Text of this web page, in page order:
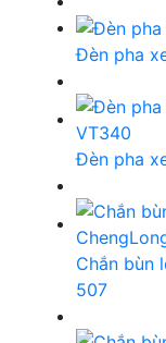
Đèn pha
Đèn pha
Chắn bùn
507